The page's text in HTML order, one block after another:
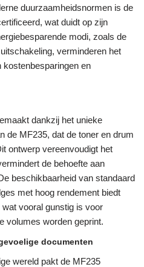
duurzaamheidsnormen is de
wat duidt op zijn
modi, zoals de
verminderen het
en
dankzij het unieke
de MF235, dat de toner en drum
ontwerp vereenvoudigt het
de behoefte aan
beschikbaarheid van standaard
met hoog rendement biedt
vooral gunstig is voor
volumes worden geprint.
documenten
wereld pakt de MF235